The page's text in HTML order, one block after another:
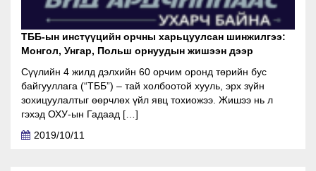
ТББ-ын инстүүцийн орчны харьцуулсан шинжилгээ:
Монгол, Унгар, Польш орнуудын жишээн дээр
Сүүлийн 4 жилд дэлхийн 60 орчим оронд төрийн бус
байгууллага (“ТББ”) – тай холбоотой хууль, эрх зүйн
зохицуулалтыг өөрчлөх үйл явц тохиожээ. Жишээ нь л
гэхэд ОХУ-ын Гадаад […]
2019/10/11